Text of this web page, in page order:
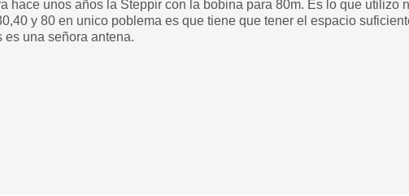
hace unos años la Steppir con la bobina para 80m. Es lo que utilizo
y 80 en unico poblema es que tiene que tener el espacio
es una señora antena.